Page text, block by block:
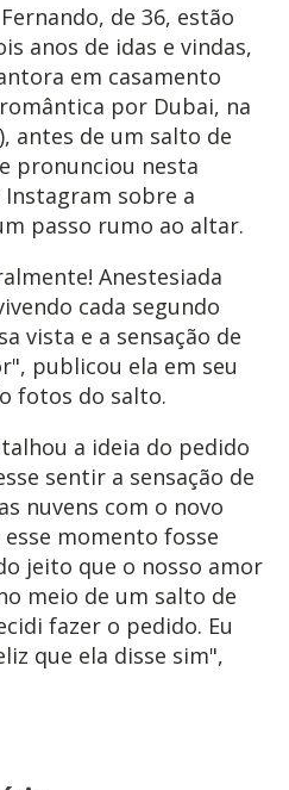
de 36, estão
anos de idas e vindas,
em casamento
por Dubai, na
antes de um salto de
pronunciou nesta
Instagram sobre a
passo rumo ao altar.
Anestesiada
cada segundo
vista e a sensação de
publicou ela em seu
fotos do salto.
a ideia do pedido
sentir a sensação de
nuvens com o novo
momento fosse
jeito que o nosso amor
meio de um salto de
fazer o pedido. Eu
que ela disse sim",